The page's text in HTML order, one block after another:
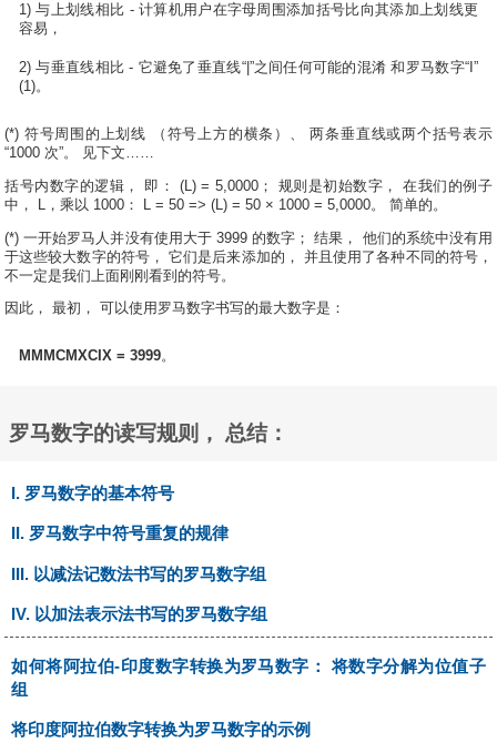
1) 与上划线相比 - 计算机用户在字母周围添加括号比向其添加上划线更
容易，
2) 与垂直线相比 - 它避免了垂直线“|”之间任何可能的混淆 和罗马数字“I”
(1)。
(*) 符号周围的上划线 （符号上方的横条）、 两条垂直线或两个括号表示
“1000 次”。 见下文……
括号内数字的逻辑， 即： (L) = 5,0000； 规则是初始数字， 在我们的例子
中， L，乘以 1000： L = 50 => (L) = 50 × 1000 = 5,0000。 简单的。
(*) 一开始罗马人并没有使用大于 3999 的数字； 结果， 他们的系统中没有用
于这些较大数字的符号， 它们是后来添加的， 并且使用了各种不同的符号，
不一定是我们上面刚刚看到的符号。
因此， 最初， 可以使用罗马数字书写的最大数字是：
MMMCMXCIX = 3999。
罗马数字的读写规则， 总结：
I. 罗马数字的基本符号
II. 罗马数字中符号重复的规律
III. 以减法记数法书写的罗马数字组
IV. 以加法表示法书写的罗马数字组
如何将阿拉伯-印度数字转换为罗马数字： 将数字分解为位值子
组
将印度阿拉伯数字转换为罗马数字的示例